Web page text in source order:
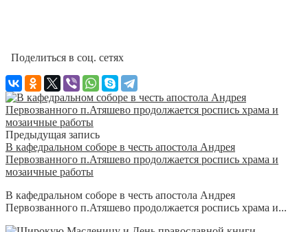
Поделиться в соц. сетях
Предыдущая запись
В кафедральном соборе в честь апостола Андрея
Первозванного п.Атяшево продолжается роспись храма и
мозаичные работы
В кафедральном соборе в честь апостола Андрея
Первозванного п.Атяшево продолжается роспись храма и...